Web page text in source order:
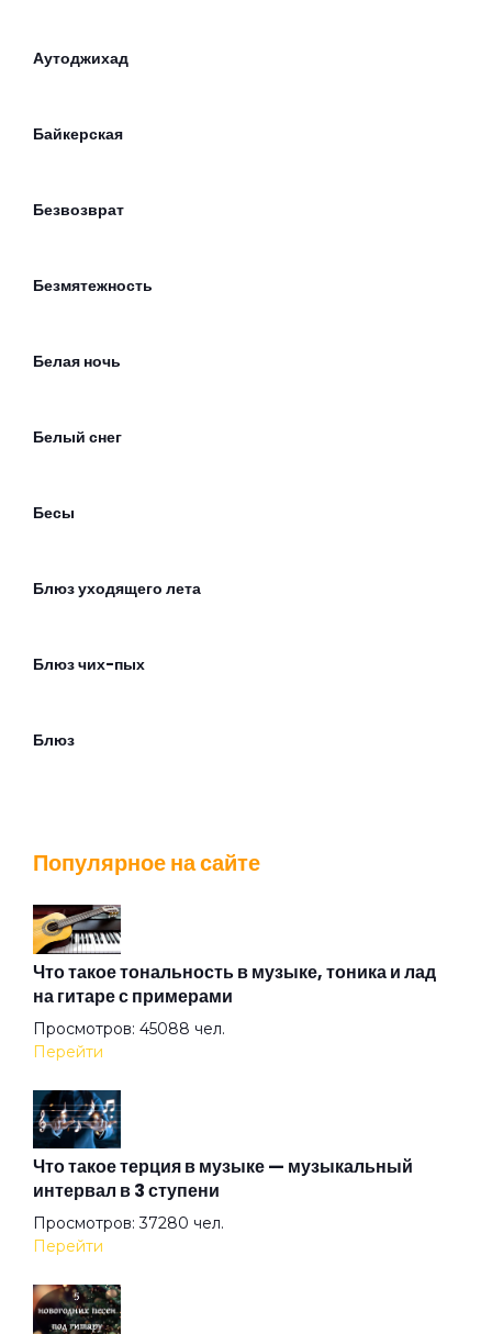
Аутоджихад
Байкерская
Безвозврат
Безмятежность
Белая ночь
Белый снег
Бесы
Блюз уходящего лета
Блюз чих-пых
Блюз
В аду
В подвенечном
Василиск
Вернемся в Питер
Популярное на сайте
Что такое тональность в музыке, тоника и лад
на гитаре с примерами
Просмотров: 45088 чел.
Перейти
Что такое терция в музыке — музыкальный
интервал в 3 ступени
Просмотров: 37280 чел.
Перейти